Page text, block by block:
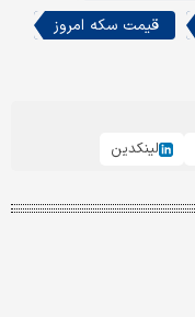
قیمت سکه امروز
لینکدین